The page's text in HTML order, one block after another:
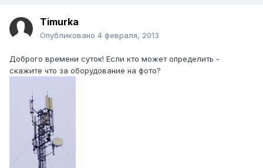
Timurka
Опубликовано 4 февраля, 2013
Доброго времени суток! Если кто может определить -
скажите что за оборудование на фото?